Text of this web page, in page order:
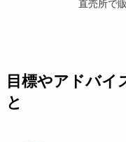
直売所で
目標やアドバイ
と